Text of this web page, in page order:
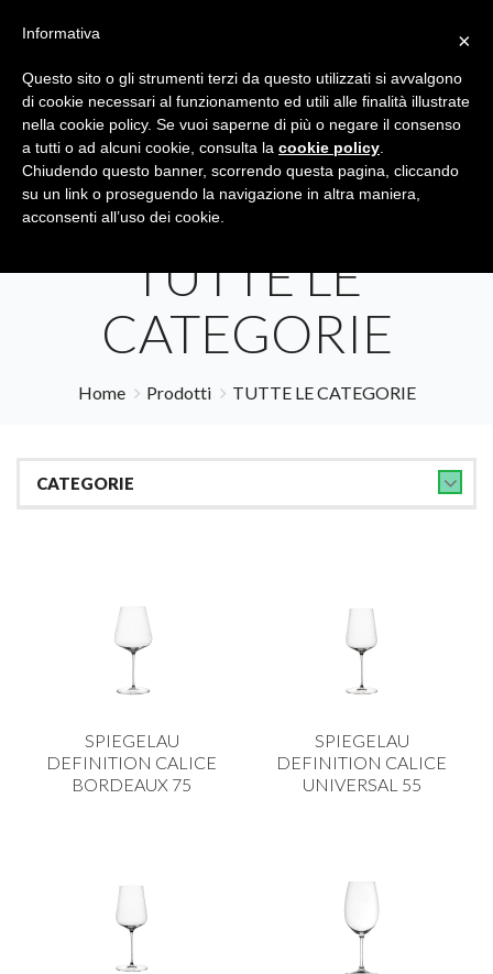
Tutte le categorie Cerca
TUTTE LE
CATEGORIE
Home Prodotti TUTTE LE CATEGORIE
CATEGORIE
ACCESSORI VETRO
BOLLITORI E THERMOS
CALICI E BICCHIERI
SPIEGELAU
DEFINITION CALICE
BORDEAUX 75
SPIEGELAU
DEFINITION CALICE
UNIVERSAL 55
×
Informativa
Questo sito o gli strumenti terzi da questo utilizzati si avvalgono
di cookie necessari al funzionamento ed utili alle finalità illustrate
nella cookie policy. Se vuoi saperne di più o negare il consenso
a tutti o ad alcuni cookie, consulta la cookie policy
Chiudendo questo banner, scorrendo questa pagina, cliccando
su un link o proseguendo la navigazione in altra maniera,
acconsenti all’uso dei cookie.